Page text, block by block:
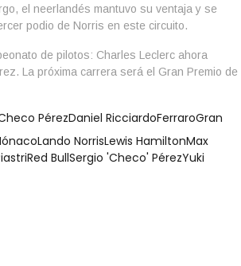
el neerlandés mantuvo su ventaja y se
podio de Norris en este circuito.
de pilotos: Charles Leclerc ahora
La próxima carrera será el Gran Premio de
PérezDaniel RicciardoFerraroGran
Lando NorrisLewis HamiltonMax
Red BullSergio 'Checo' PérezYuki